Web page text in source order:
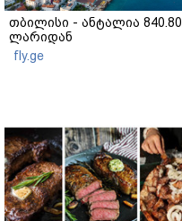
თბილისი - ანტალია 840.80
ლარიდან
fly.ge